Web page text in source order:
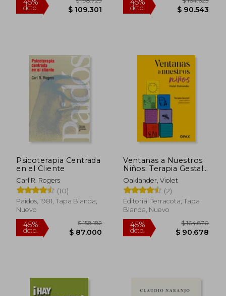
$ 128.600
$ 70.730
45%
dcto.
Psicoterapia Centrada
en el Cliente
Carl R. Rogers
(10)
Paidos, 1981, Tapa Blanda,
Nuevo
Ventanas a Nuestros
Niños: Terapia Gestalt
Para Niños Y
Adolescentes
Oaklander, Violet
(2)
Editorial Terracota, Tapa
Blanda, Nuevo